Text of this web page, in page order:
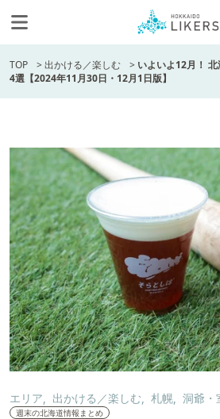
TOP >出かける／楽しむ > いよいよ12月！
4選【2024年11月30日・12月1日版】
エリア 出かける／楽しむ 札幌 洞爺・
週末の北海道情報まとめ